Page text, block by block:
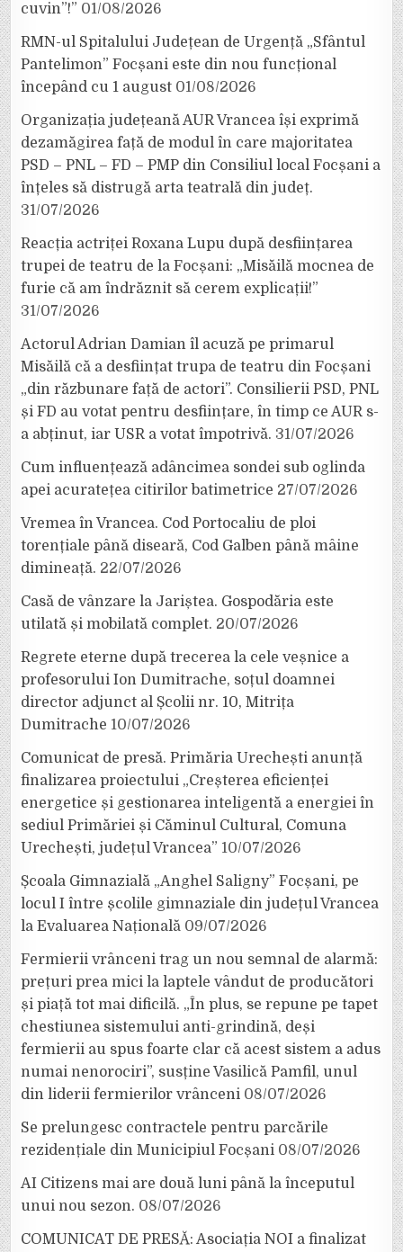
cuvin”!” 01/08/2026
RMN-ul Spitalului Județean de Urgență „Sfântul
Pantelimon” Focșani este din nou funcțional
începând cu 1 august 01/08/2026
Organizația județeană AUR Vrancea își exprimă
dezamăgirea față de modul în care majoritatea
PSD – PNL – FD – PMP din Consiliul local Focșani a
înțeles să distrugă arta teatrală din județ.
31/07/2026
Reacția actriței Roxana Lupu după desființarea
trupei de teatru de la Focșani: „Misăilă mocnea de
furie că am îndrăznit să cerem explicații!”
31/07/2026
Actorul Adrian Damian îl acuză pe primarul
Misăilă că a desființat trupa de teatru din Focșani
„din răzbunare față de actori”. Consilierii PSD, PNL
și FD au votat pentru desființare, în timp ce AUR s-
a abținut, iar USR a votat împotrivă. 31/07/2026
Cum influențează adâncimea sondei sub oglinda
apei acuratețea citirilor batimetrice 27/07/2026
Vremea în Vrancea. Cod Portocaliu de ploi
torențiale până diseară, Cod Galben până mâine
dimineață. 22/07/2026
Casă de vânzare la Jariștea. Gospodăria este
utilată și mobilată complet. 20/07/2026
Regrete eterne după trecerea la cele veșnice a
profesorului Ion Dumitrache, soțul doamnei
director adjunct al Școlii nr. 10, Mitrița
Dumitrache 10/07/2026
Comunicat de presă. Primăria Urechești anunță
finalizarea proiectului „Creșterea eficienței
energetice și gestionarea inteligentă a energiei în
sediul Primăriei și Căminul Cultural, Comuna
Urechești, județul Vrancea” 10/07/2026
Școala Gimnazială „Anghel Saligny” Focșani, pe
locul I între școlile gimnaziale din județul Vrancea
la Evaluarea Națională 09/07/2026
Fermierii vrânceni trag un nou semnal de alarmă:
prețuri prea mici la laptele vândut de producători
și piață tot mai dificilă. „În plus, se repune pe tapet
chestiunea sistemului anti-grindină, deși
fermierii au spus foarte clar că acest sistem a adus
numai nenorociri”, susține Vasilică Pamfil, unul
din liderii fermierilor vrânceni 08/07/2026
Se prelungesc contractele pentru parcările
rezidențiale din Municipiul Focșani 08/07/2026
AI Citizens mai are două luni până la începutul
unui nou sezon. 08/07/2026
COMUNICAT DE PRESĂ: Asociația NOI a finalizat